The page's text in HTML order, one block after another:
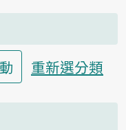
重新選分類